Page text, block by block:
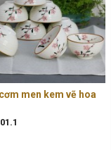
men kem vẽ hoa